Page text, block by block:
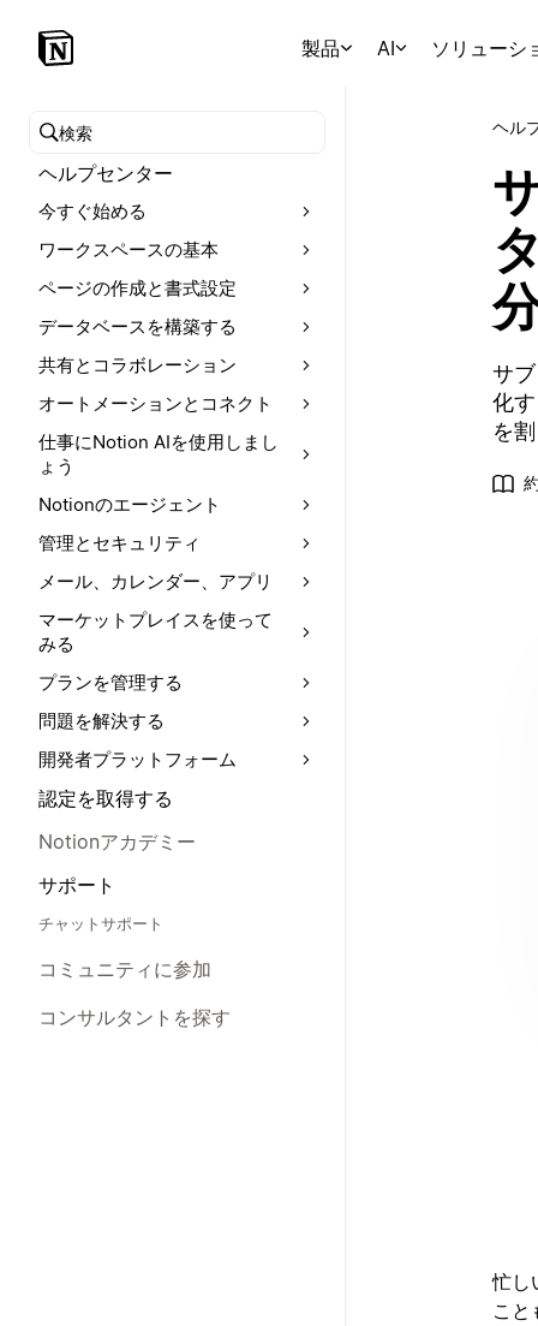
製品 AI ソリューシ
ヘルプセンターを検索
ヘルプセンター
今すぐ始める
ワークスペースの基本
ページの作成と書式設定
データベースを構築する
共有とコラボレーション
オートメーションとコネクト
仕事にNotion AIを使用しまし
ょう
Notionのエージェント
管理とセキュリティ
メール、カレンダー、アプリ
マーケットプレイスを使って
みる
プランを管理する
問題を解決する
開発者プラットフォーム
認定を取得する
Notionアカデミー
サポート
チャットサポート
コミュニティに参加
コンサルタントを探す
ヘル
サ
化
を
忙し
こと